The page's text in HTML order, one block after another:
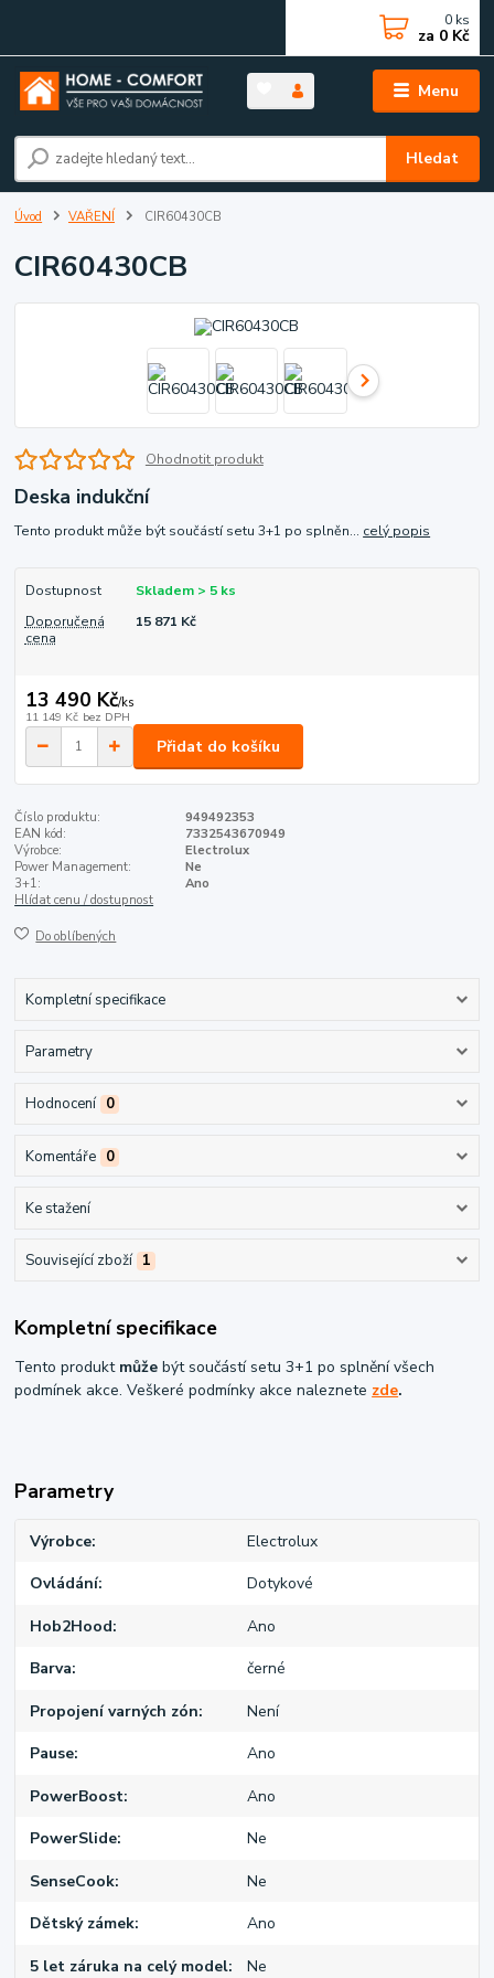
Menu
Hledat
0 ks
za 0 Kč
Úvod VAŘENÍ CIR60430CB
CIR60430CB
Ohodnotit produkt
Deska indukční
Tento produkt může být součástí setu 3+1 po splněn... celý popis
Dostupnost
Skladem > 5 ks
Doporučená
cena
15 871 Kč
13 490 Kč/ks
11 149 Kč bez DPH
Přidat do košíku
Číslo produktu:
949492353
EAN kód:
7332543670949
Výrobce:
Electrolux
Power Management:
Ne
3+1:
Ano
Hlídat cenu / dostupnost
Do oblíbených
Kompletní specifikace
Parametry
Hodnocení 0
Komentáře 0
Ke stažení
Související zboží 1
Kompletní specifikace
Tento produkt může být součástí setu 3+1 po splnění všech
podmínek akce. Veškeré podmínky akce naleznete zde.
Parametry
Výrobce Electrolux
Ovládání Dotykové
Hob2Hood Ano
Barva černé
Propojení varných zón Není
Pause Ano
PowerBoost Ano
PowerSlide Ne
SenseCook Ne
Dětský zámek Ano
5 let záruka na celý model Ne